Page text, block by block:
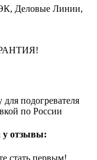
Деловые Линии,
подогревателя
по России
у отзывы:
стать первым!